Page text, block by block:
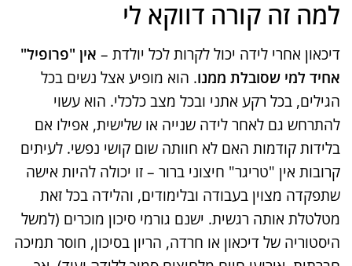
למה זה קורה דווקא לי
דיכאון אחרי לידה יכול לקרות לכל יולדת – אין "פרופיל"
אחיד למי שסובלת ממנו. הוא מופיע אצל נשים בכל
הגילים, בכל רקע אתני ובכל מצב כלכלי​. הוא עשוי
להתרחש גם לאחר לידה שנייה או שלישית, אפילו אם
בלידות קודמות האם לא חוותה שום קושי נפשי​. לעיתים
קרובות אין "טריגר" חיצוני ברור – זו יכולה להיות אישה
שתפקדה מצוין בעבודה ובלימודים, והלידה בכל זאת
מטלטלת אותה רגשית​. ישנם גורמי סיכון מוכרים (למשל
היסטוריה של דיכאון או חרדה, הריון בסיכון, חוסר תמיכה